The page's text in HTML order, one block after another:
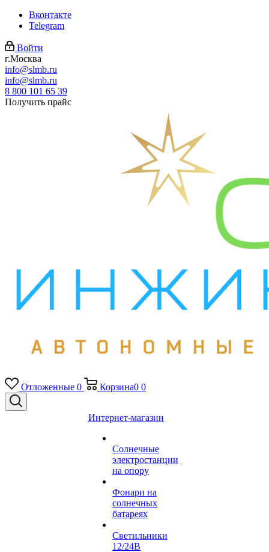
Вконтакте
Telegram
Войти
г.Москва
info@slmb.ru
info@slmb.ru
8 800 101 65 39
Получить прайс
Отложенные 0 Корзина0 0
Интернет-магазин
Солнечные
электростанции
на опору
Фонари на
солнечных
батареях
Светильники
12/24В